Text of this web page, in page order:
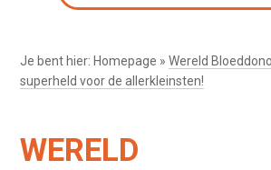
Je bent hier: Homepage »Wereld
superheld voor de allerkleinsten!
WERELD